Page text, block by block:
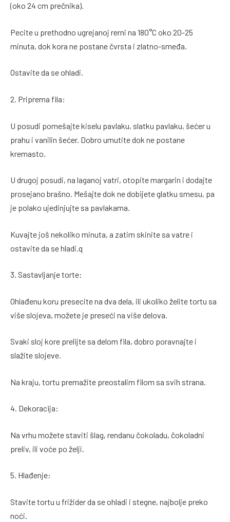
(oko 24 cm prečnika).
Pecite u prethodno ugrejanoj rerni na 180°C oko 20-25
minuta, dok kora ne postane čvrsta i zlatno-smeđa.
Ostavite da se ohladi.
2. Priprema fila:
U posudi pomešajte kiselu pavlaku, slatku pavlaku, šećer u
prahu i vanilin šećer. Dobro umutite dok ne postane
kremasto.
U drugoj posudi, na laganoj vatri, otopite margarin i dodajte
prosejano brašno. Mešajte dok ne dobijete glatku smesu, pa
je polako ujedinjujte sa pavlakama.
Kuvajte još nekoliko minuta, a zatim skinite sa vatre i
ostavite da se hladi.q
3. Sastavljanje torte:
Ohlađenu koru presecite na dva dela, ili ukoliko želite tortu sa
više slojeva, možete je preseći na više delova.
Svaki sloj kore prelijte sa delom fila, dobro poravnajte i
slažite slojeve.
Na kraju, tortu premažite preostalim filom sa svih strana.
4. Dekoracija:
Na vrhu možete staviti šlag, rendanu čokoladu, čokoladni
preliv, ili voće po želji.
5. Hlađenje:
Stavite tortu u frižider da se ohladi i stegne, najbolje preko
noći.